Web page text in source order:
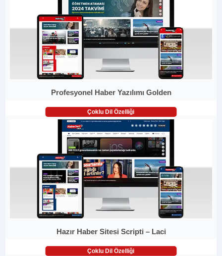
Profesyonel Haber Yazılımı Golden
Çoklu Dil Özelliği
Hazır Haber Sitesi Scripti – Laci
Çoklu Dil Özelliği